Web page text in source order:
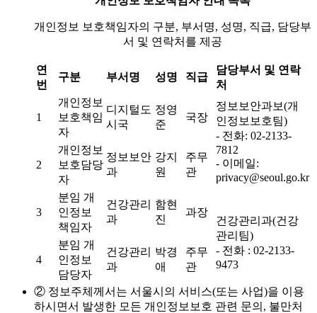
개인정보 보호책임자의 구분, 부서명, 성명, 직급, 담당부
서 및 연락처를 제공
연
번
구분 부서명 성명 직급
담당부서 및 연락
처
1
개인정보
보호책임
자
디지털도
시국
정영
준
국장
정보보안과보(개
인정보보호팀)
- 전화: 02-2133-
7812
- 이메일:
privacy@seoul.go.kr
2
개인정보
보호담당
자
정보보안
과
강지
원
주무
관
3
분임 개
인정보
책임자
건강관리
과
함현
진
과장
건강관리과(건강
관리팀)
- 전화 : 02-2133-
9473
4
분임 개
인정보
담당자
건강관리
과
박경
애
주무
관
② 정보주체께서는 서울시의 서비스(또는 사업)을 이용
하시면서 발생한 모든 개인정보보호 관련 문의, 불만처